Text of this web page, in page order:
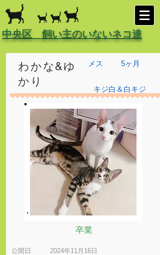
中央区 飼い主のいないネコ達
メス
わかな&ゆ
かり
5ヶ月
キジ白＆白キジ
卒業
公開日
2024年11月16日